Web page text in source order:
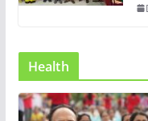
Health